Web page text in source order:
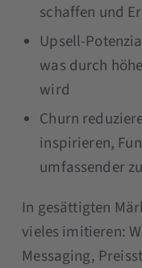
schaffen und
Upsell-
was durch
wird
Churn
inspirieren,
umfassender
In gesättigten
vieles imitieren:
Messaging,